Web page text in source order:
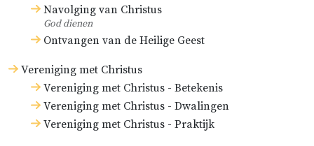
Navolging van Christus
God dienen
Ontvangen van de Heilige Geest
Vereniging met Christus
Vereniging met Christus - Betekenis
Vereniging met Christus - Dwalingen
Vereniging met Christus - Praktijk